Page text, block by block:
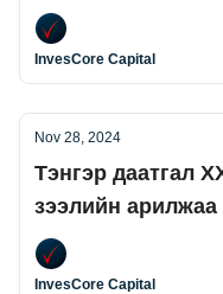
InvesCore Capital
Nov 28, 2024
Тэнгэр даатгал
зээлийн арилжаа
InvesCore Capital